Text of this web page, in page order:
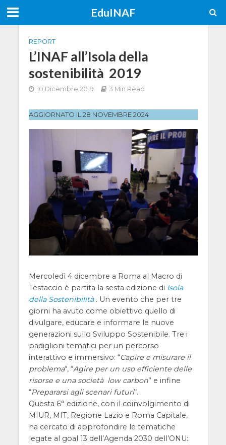
EduINAF
REPORT
L’INAF all’Isola della
sostenibilità 2019
10 Dicembre 2019 3 Min Read
AGGIORNATO IL 28 NOVEMBRE 2024
Mercoledì 4 dicembre a Roma al Macro di
Testaccio è partita la sesta edizione di Isola
della Sostenibilità . Un evento che per tre
giorni ha avuto come obiettivo quello di
divulgare, educare e informare le nuove
generazioni sullo Sviluppo Sostenibile. Tre i
padiglioni tematici per un percorso
interattivo e immersivo: “Capire e misurare il
problema“, “Agire per un uso efficiente delle
risorse e una società low carbon” e infine
“Prepararsi agli scenari futuri“.
Questa 6° edizione, con il coinvolgimento di
MIUR, MIT, Regione Lazio e Roma Capitale,
ha cercato di approfondire le tematiche
legate al goal 13 dell’Agenda 2030 dell’ONU: